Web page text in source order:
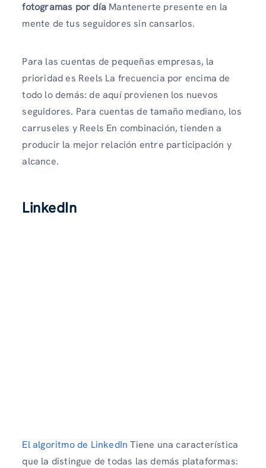
fotogramas por día Mantenerte presente en la
mente de tus seguidores sin cansarlos.
Para las cuentas de pequeñas empresas, la
prioridad es Reels La frecuencia por encima de
todo lo demás: de aquí provienen los nuevos
seguidores. Para cuentas de tamaño mediano, los
carruseles y Reels En combinación, tienden a
producir la mejor relación entre participación y
alcance.
LinkedIn
El algoritmo de LinkedIn Tiene una característica
que la distingue de todas las demás plataformas: